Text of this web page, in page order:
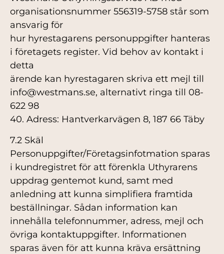
organisationsnummer 556319-5758 står som
ansvarig för
hur hyrestagarens personuppgifter hanteras
i företagets register. Vid behov av kontakt i
detta
ärende kan hyrestagaren skriva ett mejl till
info@westmans.se, alternativt ringa till 08-
622 98
40. Adress: Hantverkarvägen 8, 187 66 Täby
7.2 Skäl
Personuppgifter/Företagsinfotmation sparas
i kundregistret för att förenkla Uthyrarens
uppdrag gentemot kund, samt med
anledning att kunna simplifiera framtida
beställningar. Sådan information kan
innehålla telefonnummer, adress, mejl och
övriga kontaktuppgifter. Informationen
sparas även för att kunna kräva ersättning